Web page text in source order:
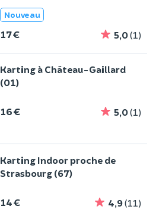
Nouveau
17 € 5,0(1)
Karting à Château-Gaillard
(01)
16 € 5,0(1)
Karting Indoor proche de
Strasbourg (67)
14 € 4,9(11)